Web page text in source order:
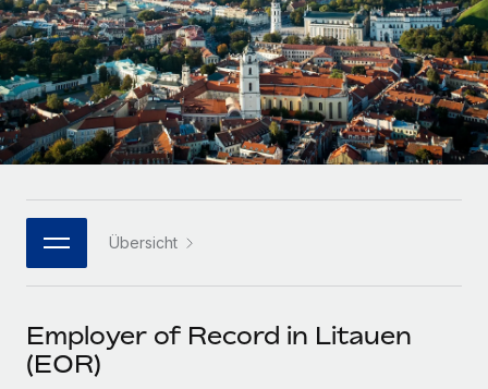
INFRASTRUKTUR
Remote Embedded
Nahtlose Integration der HR in bestehende Abläufe
Plattform
Integrierte HR-Kernfunktionen für dein Team
MCP
Integrationen
Tools
Mittelstand
Maßgeschneiderte HR-Lösungen, um Teams zu
vergrößern
Enterprise
Globale HR für Konzerne und Großunternehmen
PARTNER WERDEN
Flexible Einbettung von Global-HR-Funktionen in deine
Partner werden
Entdecke die Möglichkeiten einer Partnerschaft
LERNEN MIT REMOTE
Forschung und Leitfäden
Fallstudien
HR-Glossar
Bibliothek für Stellenbeschreibungen
Webinare
Events
Newsroom
Español
Italiano
Português (Portugal)
한국어 Übersicht
Employer of Record in Litauen
(EOR)